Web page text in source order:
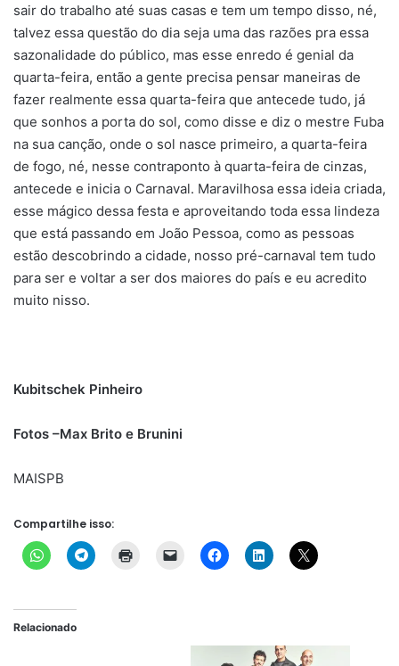
sair do trabalho até suas casas e tem um tempo disso, né,
talvez essa questão do dia seja uma das razões pra essa
sazonalidade do público, mas esse enredo é genial da
quarta-feira, então a gente precisa pensar maneiras de
fazer realmente essa quarta-feira que antecede tudo, já
que sonhos a porta do sol, como disse e diz o mestre Fuba
na sua canção, onde o sol nasce primeiro, a quarta-feira
de fogo, né, nesse contraponto à quarta-feira de cinzas,
antecede e inicia o Carnaval. Maravilhosa essa ideia criada,
esse mágico dessa festa e aproveitando toda essa lindeza
que está passando em João Pessoa, como as pessoas
estão descobrindo a cidade, nosso pré-carnaval tem tudo
para ser e voltar a ser dos maiores do país e eu acredito
muito nisso.
Kubitschek Pinheiro
Fotos –Max Brito e Brunini
MAISPB
Compartilhe isso:
Relacionado